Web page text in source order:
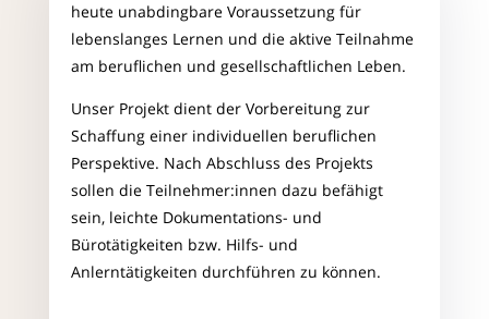
heute unabdingbare Voraussetzung für
lebenslanges Lernen und die aktive Teilnahme
am beruflichen und gesellschaftlichen Leben.
Unser Projekt dient der Vorbereitung zur
Schaffung einer individuellen beruflichen
Perspektive. Nach Abschluss des Projekts
sollen die Teilnehmer:innen dazu befähigt
sein, leichte Dokumentations- und
Bürotätigkeiten bzw. Hilfs- und
Anlerntätigkeiten durchführen zu können.